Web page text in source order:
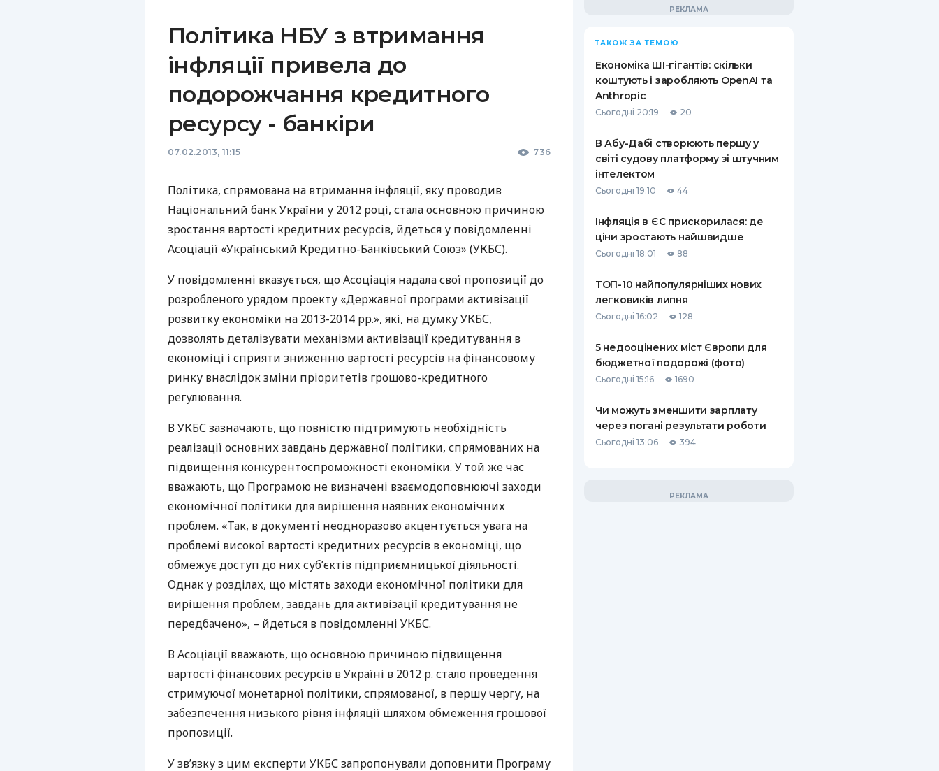
Політика НБУ з втримання
інфляції привела до
подорожчання кредитного
ресурсу - банкіри
07.02.2013, 11:15 736
Політика, спрямована на втримання інфляції, яку проводив
Національний банк України у 2012 році, стала основною причиною
зростання вартості кредитних ресурсів, йдеться у повідомленні
Асоціації «Український Кредитно-Банківський Союз» (УКБС).
У повідомленні вказується, що Асоціація надала свої пропозиції до
розробленого урядом проекту «Державної програми активізації
розвитку економіки на 2013-2014 рр.», які, на думкуУКБС,
дозволять деталізувати механізми активізації кредитування в
економіці і сприяти зниженню вартості ресурсів на фінансовому
ринку внаслідок зміни пріоритетів грошово-кредитного
регулювання.
ВУКБСзазначають, що повністю підтримують необхідність
реалізації основних завдань державної політики, спрямованих на
підвищення конкурентоспроможності економіки. У той же час
вважають, що Програмою не визначені взаємодоповнюючі заходи
економічної політики для вирішення наявних економічних
проблем. «Так, в документі неодноразово акцентується увага на
проблемі високої вартості кредитних ресурсів в економіці, що
обмежує доступ до них суб’єктів підприємницької діяльності.
Однак у розділах, що містять заходи економічної політики для
вирішення проблем, завдань для активізації кредитування не
передбачено», – йдеться в повідомленні УКБС.
В Асоціації вважають, що основною причиною підвищення
вартості фінансових ресурсів в Україні в 2012 р. стало проведення
стримуючої монетарної політики, спрямованої, в першу чергу, на
забезпечення низького рівня інфляції шляхом обмеження грошової
пропозиції.
У зв’язку з цим експерти УКБСзапропонували доповнити Програму
ТАКОЖ ЗА ТЕМОЮ
Економіка ШІ-гігантів: скільки
коштують і заробляють OpenAI та
Anthropic
Сьогодні 20:19 20
В Абу-Дабі створюють першу у
світі судову платформу зі штучним
інтелектом
Сьогодні 19:10 44
Інфляція в ЄС прискорилася: де
ціни зростають найшвидше
Сьогодні 18:01 88
ТОП-10 найпопулярніших нових
легковиків липня
Сьогодні 16:02 128
5 недооцінених міст Європи для
бюджетної подорожі (фото)
Сьогодні 15:16 1690
Чи можуть зменшити зарплату
через погані результати роботи
Сьогодні 13:06 394